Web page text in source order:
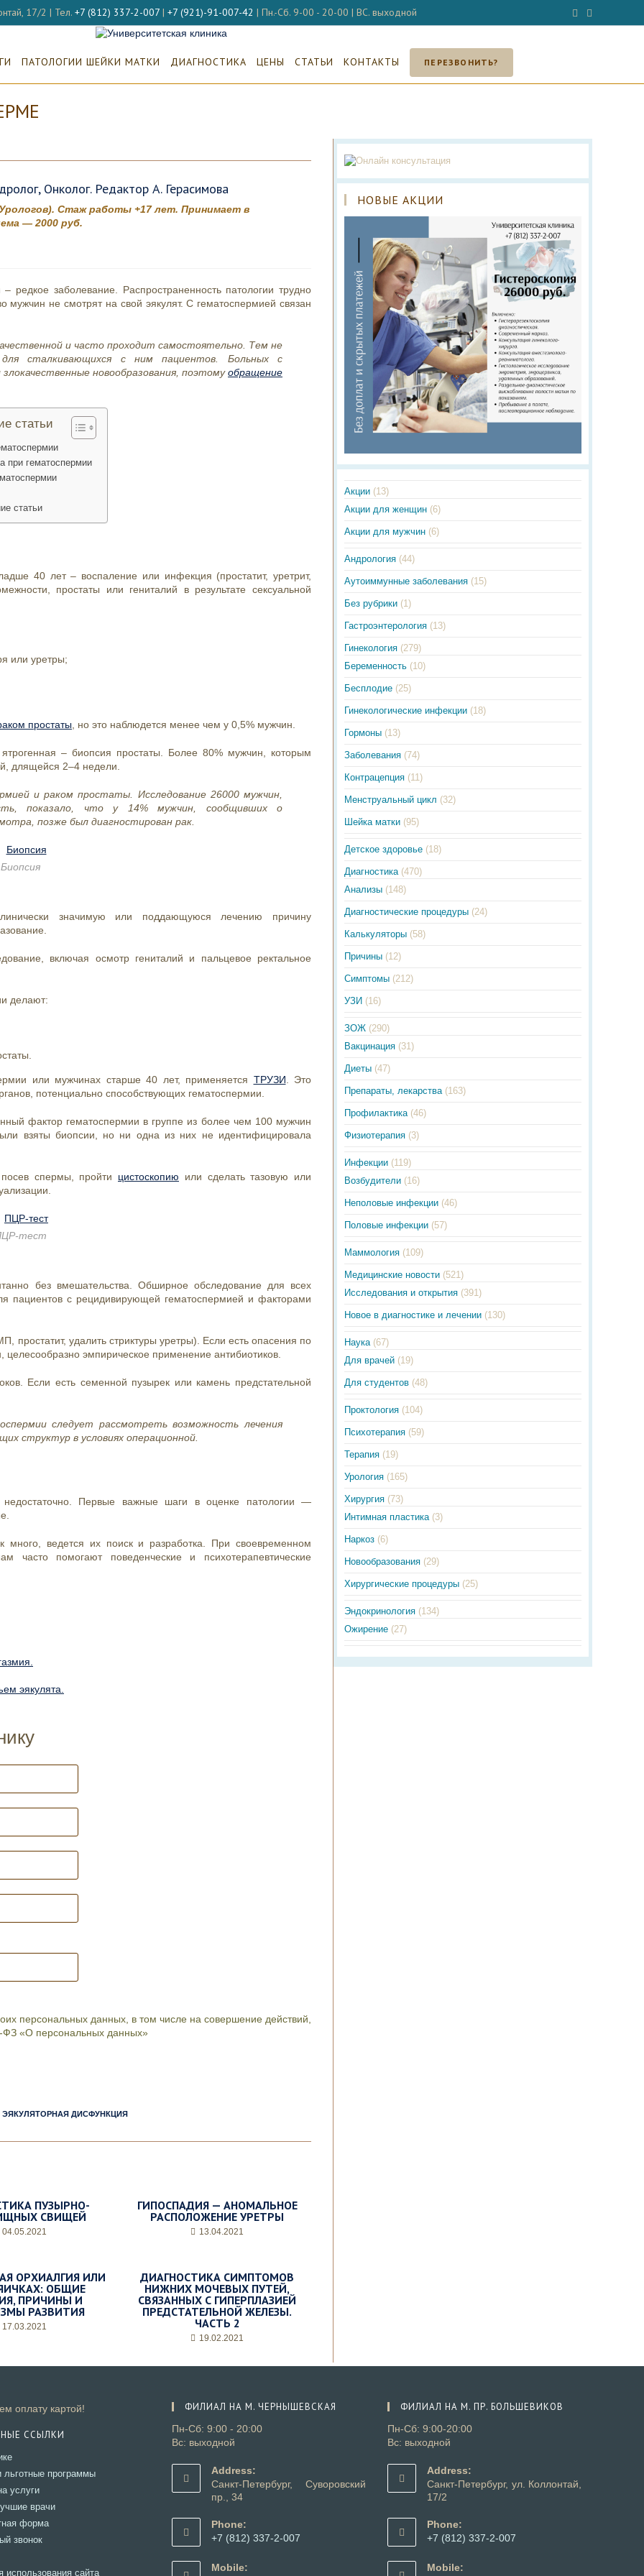
17/2 | Тел. +7 (812) 337-2-007 | +7 (921)-91-007-42 | Пн.-Сб. 9-00 - 20-00 | ВС. выходной
ПАТОЛОГИИ ШЕЙКИ МАТКИ ДИАГНОСТИКА ЦЕНЫ СТАТЬИ КОНТАКТЫ ПЕРЕЗВОНИТЬ?
Онколог. Редактор А. Герасимова
Стаж работы +17 лет. Принимает в
— 2000 руб.
заболевание. Распространенность патологии трудно
мужчин не смотрят на свой эякулят. С гематоспермией связан
и часто проходит самостоятельно. Тем не
сталкивающихся с ним пациентов. Больных с
новообразования, поэтомуобращение
статьи
при гематоспермии
статьи
40 лет – воспаление или инфекция (простатит, уретрит,
простаты или гениталий в результате сексуальной
или уретры;
простаты , но это наблюдется менее чем у 0,5% мужчин.
– биопсия простаты. Более 80% мужчин, которым
длящейся 2–4 недели.
и раком простаты. Исследование 26000 мужчин,
показало, что у 14% мужчин, сообщивших о
позже был диагностирован рак.
Биопсия
значимую или поддающуюся лечению причину
включая осмотр гениталий и пальцевое ректальное
делают:
или мужчинах старше 40 лет, применяется ТРУЗИ . Это
потенциально способствующих гематоспермии.
фактор гематоспермии в группе из более чем 100 мужчин
взяты биопсии, но ни одна из них не идентифицировала
спермы, пройти цистоскопию или сделать тазовую или
тест
без вмешательства. Обширное обследование для всех
пациентов с рецидивирующей гематоспермией и факторами
удалить стриктуры уретры). Если есть опасения по
эмпирическое применение антибиотиков.
Если есть семенной пузырек или камень предстательной
следует рассмотреть возможность лечения
структур в условиях операционной.
Первые важные шаги в оценке патологии —
много, ведется их поиск и разработка. При своевременном
часто помогают поведенческие и психотерапевтические
эякулята.
персональных данных, в том числе на совершение действий,
ФЗ «О персональных данных»
ЭЯКУЛЯТОРНАЯ ДИСФУНКЦИЯ
ПУЗЫРНО-
СВИЩЕЙ
04.05.2021
ГИПОСПАДИЯ — АНОМАЛЬНОЕ
РАСПОЛОЖЕНИЕ УРЕТРЫ
13.04.2021
ОРХИАЛГИЯ ИЛИ
ОБЩИЕ
ПРИЧИНЫ И
РАЗВИТИЯ
17.03.2021
ДИАГНОСТИКА СИМПТОМОВ
НИЖНИХ МОЧЕВЫХ ПУТЕЙ,
СВЯЗАННЫХ С ГИПЕРПЛАЗИЕЙ
ПРЕДСТАТЕЛЬНОЙ ЖЕЛЕЗЫ.
ЧАСТЬ 2
19.02.2021
НОВЫЕ АКЦИИ
Акции (13)
Акции для женщин (6)
Акции для мужчин (6)
Андрология (44)
Аутоиммунные заболевания (15)
Без рубрики (1)
Гастроэнтерология (13)
Гинекология (279)
Беременность (10)
Бесплодие (25)
Гинекологические инфекции (18)
Гормоны (13)
Заболевания (74)
Контрацепция (11)
Менструальный цикл (32)
Шейка матки (95)
Детское здоровье (18)
Диагностика (470)
Анализы (148)
Диагностические процедуры (24)
Калькуляторы (58)
Причины (12)
Симптомы (212)
УЗИ (16)
ЗОЖ (290)
Вакцинация (31)
Диеты (47)
Препараты, лекарства (163)
Профилактика (46)
Физиотерапия (3)
Инфекции (119)
Возбудители (16)
Неполовые инфекции (46)
Половые инфекции (57)
Маммология (109)
Медицинские новости (521)
Исследования и открытия (391)
Новое в диагностике и лечении (130)
Наука (67)
Для врачей (19)
Для студентов (48)
Проктология (104)
Психотерапия (59)
Терапия (19)
Урология (165)
Хирургия (73)
Интимная пластика (3)
Наркоз (6)
Новообразования (29)
Хирургические процедуры (25)
Эндокринология (134)
Ожирение (27)
оплату картой!
ССЫЛКИ
Откроется
в
вкладке
льготные программыОткроется
услугиОткроется
в
вкладке
врачиОткроется
формаОткроется
звонокОткроется
использования сайтаОткроется
ФИЛИАЛ НА М. ЧЕРНЫШЕВСКАЯ
Пн-Сб: 9:00 - 20:00
Вс: выходной
Address:
Санкт-Петербург, Суворовский
пр., 34
Phone:
+7 (812) 337-2-007
вMobile:
ФИЛИАЛ НА М. ПР. БОЛЬШЕВИКОВ
Пн-Сб: 9:00-20:00
Вс: выходной
Address:
Санкт-Петербург, ул. Коллонтай,
17/2
Phone:
+7 (812) 337-2-007
вMobile: